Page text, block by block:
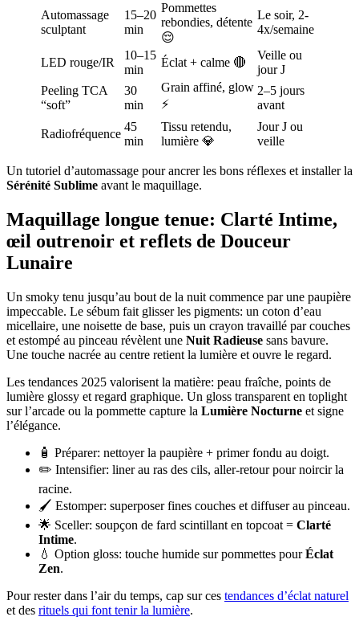
Automassage
sculptant
15–20
min
Pommettes
rebondies, détente
😌
Le soir, 2-
4x/semaine
LED rouge/IR
10–15
min
Éclat + calme 🔴
Veille ou
jour J
Peeling TCA
“soft”
30
min
Grain affiné, glow
⚡
2–5 jours
avant
Radiofréquence
45
min
Tissu retendu,
lumière 💎
Jour J ou
veille
Un tutoriel d’automassage pour ancrer les bons réflexes et installer la
Sérénité Sublime avant le maquillage.
Maquillage longue tenue: Clarté Intime,
œil outrenoir et reflets de Douceur
Lunaire
Un smoky tenu jusqu’au bout de la nuit commence par une paupière
impeccable. Le sébum fait glisser les pigments: un coton d’eau
micellaire, une noisette de base, puis un crayon travaillé par couches
et estompé au pinceau révèlent une Nuit Radieuse sans bavure.
Une touche nacrée au centre retient la lumière et ouvre le regard.
Les tendances 2025 valorisent la matière: peau fraîche, points de
lumière glossy et regard graphique. Un gloss transparent en toplight
sur l’arcade ou la pommette capture la Lumière Nocturne et signe
l’élégance.
🧴 Préparer: nettoyer la paupière + primer fondu au doigt.
✏️ Intensifier: liner au ras des cils, aller-retour pour noircir la
racine.
🖌️ Estomper: superposer fines couches et diffuser au pinceau.
🌟 Sceller: soupçon de fard scintillant en topcoat = Clarté
Intime.
💧 Option gloss: touche humide sur pommettes pourÉclat
Zen.
Pour rester dans l’air du temps, cap sur ces tendances d’éclat naturel
et des rituels qui font tenir la lumière.